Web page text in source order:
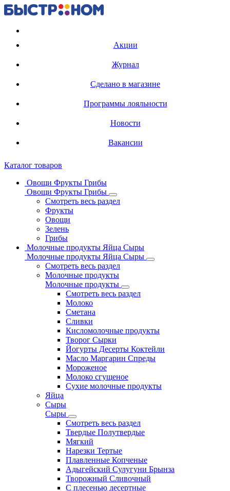
Акции
Журнал
Сделано в магазине
Программы лояльности
Новости
Вакансии
Каталог товаров
Овощи Фрукты Грибы
Овощи Фрукты Грибы
Смотреть весь раздел
Фрукты
Овощи
Зелень
Грибы
Молочные продукты Яйца Сыры
Молочные продукты Яйца Сыры
Смотреть весь раздел
Молочные продукты
Молочные продукты
Смотреть весь раздел
Молоко
Сметана
Сливки
Кисломолочные продукты
Творог Сырки
Йогурты Десерты Коктейли
Масло Маргарин Спреды
Мороженое
Молоко сгущеное
Сухие молочные продукты
Яйца
Сыры
Сыры
Смотреть весь раздел
Твердые Полутвердые
Мягкий
Нарезки Тертые
Плавленные Копченые
Адыгейский Сулугуни Брынза
Творожный Сливочный
С плесенью десертные